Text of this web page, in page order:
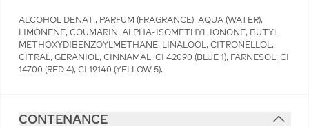
ALCOHOL DENAT., PARFUM (FRAGRANCE), AQUA (WATER),
LIMONENE, COUMARIN, ALPHA-ISOMETHYL IONONE, BUTYL
METHOXYDIBENZOYLMETHANE, LINALOOL, CITRONELLOL,
CITRAL, GERANIOL, CINNAMAL, CI 42090 (BLUE 1), FARNESOL, CI
14700 (RED 4), CI 19140 (YELLOW 5).
CONTENANCE